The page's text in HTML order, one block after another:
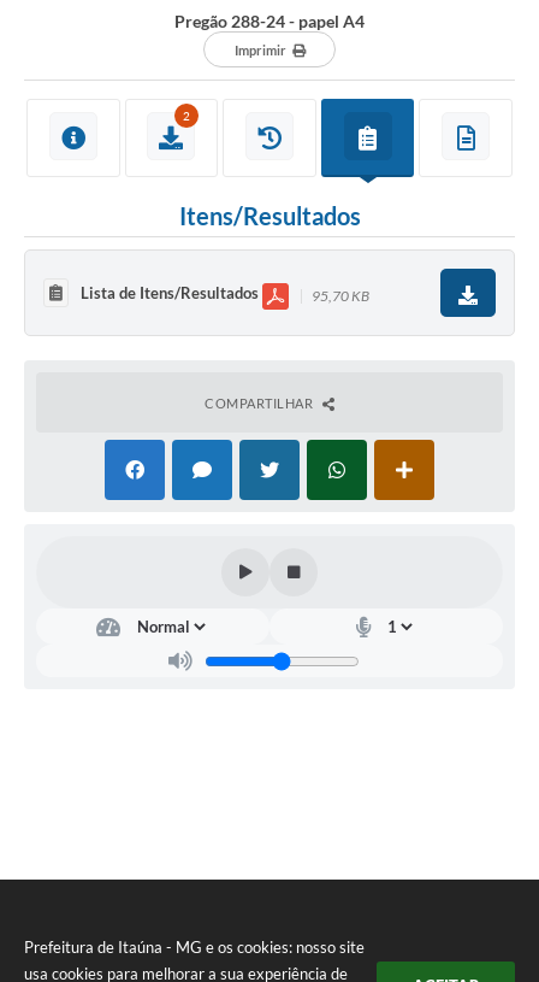
Prefeitura de Itaúna - MG e os cookies: nosso site
usa cookies para melhorar a sua experiência de
Pregão 288-24 - papel A4
Imprimir
2
Itens/Resultados
Lista de Itens/Resultados 95,70 KB
COMPARTILHAR